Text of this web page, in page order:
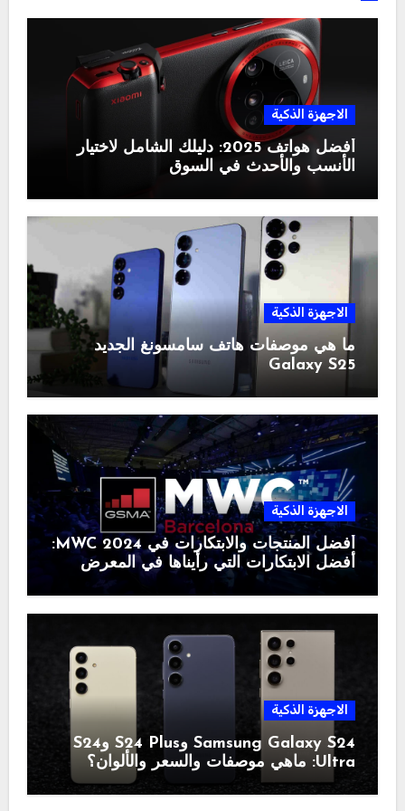
الاجهزة الذكية
أفضل هواتف 2025: دليلك الشامل لاختيار
الأنسب والأحدث في السوق
الاجهزة الذكية
ما هي موصفات هاتف سامسونغ الجديد
Galaxy S25
الاجهزة الذكية
أفضل المنتجات والابتكارات في MWC 2024:
أفضل الابتكارات التي رأيناها في المعرض
الاجهزة الذكية
Samsung Galaxy S24 وS24 Plus وS24
Ultra: ماهي موصفات والسعر والألوان؟